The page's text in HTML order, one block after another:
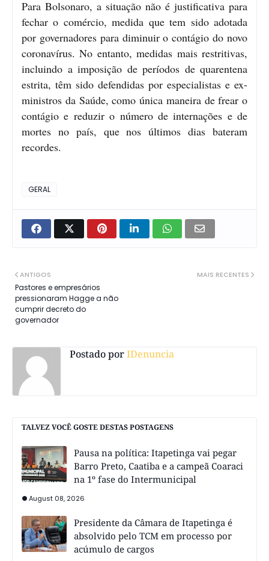
Para Bolsonaro, a situação não é justificativa para
fechar o comércio, medida que tem sido adotada
por governadores para diminuir o contágio do novo
coronavírus. No entanto, medidas mais restritivas,
incluindo a imposição de períodos de quarentena
estrita, têm sido defendidas por especialistas e ex-
ministros da Saúde, como única maneira de frear o
contágio e reduzir o número de internações e de
mortes no país, que nos últimos dias bateram
recordes.
GERAL
MAIS RECENTES
ANTIGOS
Pastores e empresários
pressionaram Hagge a não
cumprir decreto do
governador
Postado porIDenuncia
TALVEZ VOCÊ GOSTE DESTAS POSTAGENS
Pausa na política: Itapetinga vai pegar
Barro Preto, Caatiba e a campeã Coaraci
na 1º fase do Intermunicipal
August 08, 2026
Presidente da Câmara de Itapetinga é
absolvido pelo TCM em processo por
acúmulo de cargos